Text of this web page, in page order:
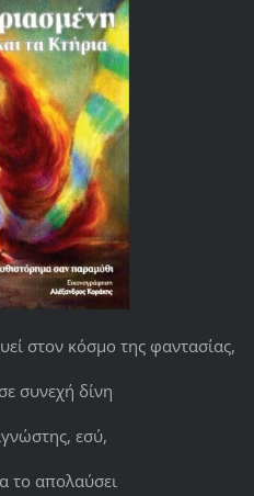
στον κόσμο της φαντασίας,
συνεχή δίνη
εσύ,
το απολαύσει